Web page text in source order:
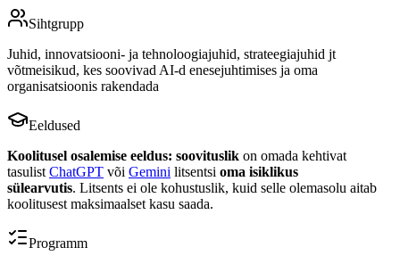
Sihtgrupp
Juhid, innovatsiooni- ja tehnoloogiajuhid, strateegiajuhid jt
võtmeisikud, kes soovivad AI-d enesejuhtimises ja oma
organisatsioonis rakendada
Eeldused
Koolitusel osalemise eeldus: soovituslik on omada kehtivat
tasulist ChatGPT või Gemini litsentsi oma isiklikus
sülearvutis. Litsents ei ole kohustuslik, kuid selle olemasolu aitab
koolitusest maksimaalset kasu saada.
Programm